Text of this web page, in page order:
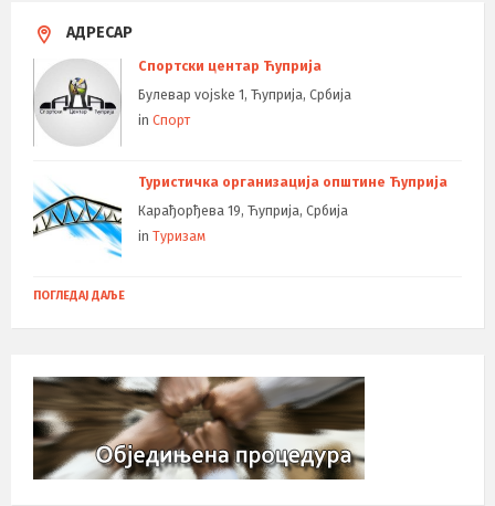
АДРЕСАР
Спортски центар Ћуприја
Булевар vojske 1, Ћуприја, Србија
in Спорт
Туристичка организација општине Ћуприја
Карађорђева 19, Ћуприја, Србија
in Туризам
ПОГЛЕДАЈ ДАЉЕ